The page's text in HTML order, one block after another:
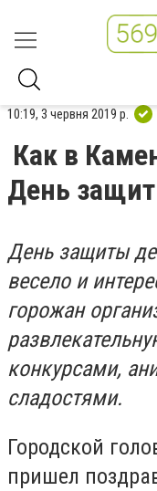
10:19, 3 червня 2019 р.
Как в
День
День защиты
весело и
горожан
конкурсами,
сладостями.
Городской
пришел